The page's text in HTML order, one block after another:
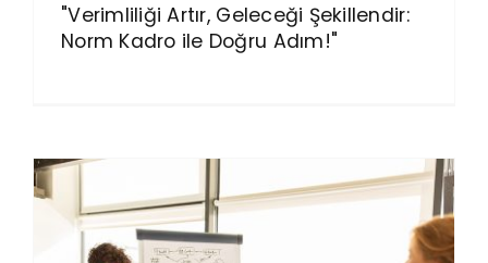
"Verimliliği Artır, Geleceği Şekillendir:
Norm Kadro ile Doğru Adım!"